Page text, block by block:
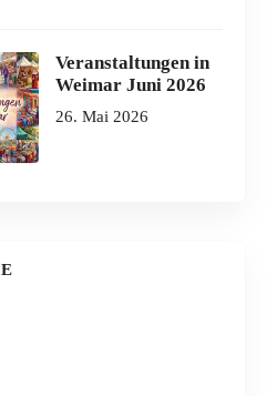
Veranstaltungen in
Weimar Juni 2026
26. Mai 2026